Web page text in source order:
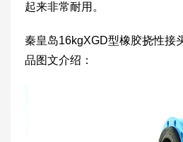
起来非常耐用。
秦皇岛16kgXGD型橡胶挠性接
品图文介绍：